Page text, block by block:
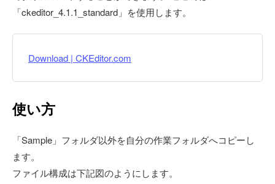
「ckeditor_4.1.1_standard」を使用します。
Download | CKEditor.com
使い方
「Sample」フォルダ以外を自分の作業フォルダへコピーし
ます。
ファイル構成は下記図のようにします。